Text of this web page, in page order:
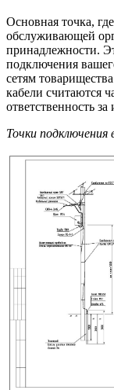
Основная точка,
обслуживающей
принадлежности.
подключения
сетям
кабели считаются
ответственность
Точки